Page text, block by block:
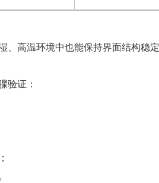
高温环境中也能保持界面结构稳
验证：